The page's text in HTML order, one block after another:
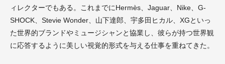
ィレクターでもある。これまでにHermès、Jaguar、Nike、G-
SHOCK、Stevie Wonder、山下達郎、宇多田ヒカル、XGといっ
た世界的ブランドやミュージシャンと協業し、彼らが持つ世界観
に応答するように美しい視覚的形式を与える仕事を重ねてきた。